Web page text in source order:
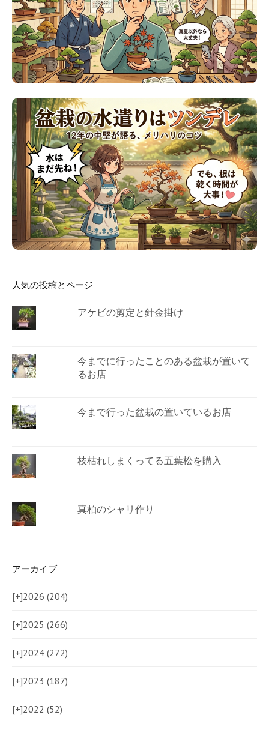
人気の投稿とページ
アケビの剪定と針金掛け
今までに行ったことのある盆栽が置いて
るお店
今まで行った盆栽の置いているお店
枝枯れしまくってる五葉松を購入
真柏のシャリ作り
アーカイブ
[+]2026 (204)
[+]2025 (266)
[+]2024 (272)
[+]2023 (187)
[+]2022 (52)